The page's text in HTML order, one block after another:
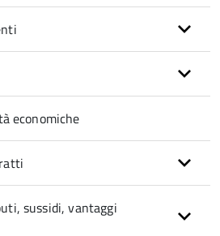
economiche
sussidi, vantaggi